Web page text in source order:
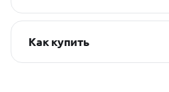
Как купить